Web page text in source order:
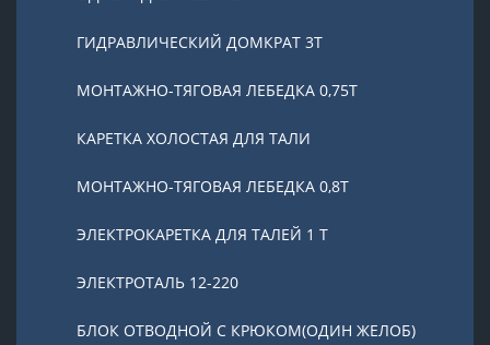
ГИДРАВЛИЧЕСКИЙ ДОМКРАТ 3T
МОНТАЖНО-ТЯГОВАЯ ЛЕБЕДКА 0,75Т
КАРЕТКА ХОЛОСТАЯ ДЛЯ ТАЛИ
МОНТАЖНО-ТЯГОВАЯ ЛЕБЕДКА 0,8Т
ЭЛЕКТРОКАРЕТКА ДЛЯ ТАЛЕЙ 1 Т
ЭЛЕКТРОТАЛЬ 12-220
БЛОК ОТВОДНОЙ С КРЮКОМ(ОДИН ЖЕЛОБ)